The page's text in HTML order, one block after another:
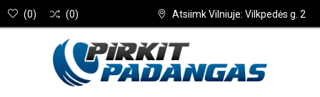
Atsiimk Vilniuje: Vilkpedės g. 2
(0) (0)